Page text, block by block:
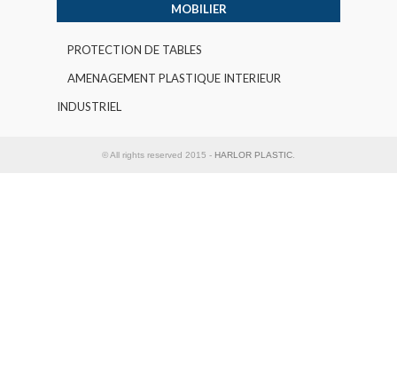
MOBILIER
PROTECTION DE TABLES
AMENAGEMENT PLASTIQUE INTERIEUR
INDUSTRIEL
© All rights reserved 2015 - HARLOR PLASTIC